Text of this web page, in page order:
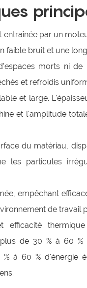
entraînée par un
faible bruit et une
morts ni
et refroidis
et large.
et l'amplitude
du matériau,
les particules
empêchant
de travail
efficacité
de 30 % à 60
% à 60 % d'énergie